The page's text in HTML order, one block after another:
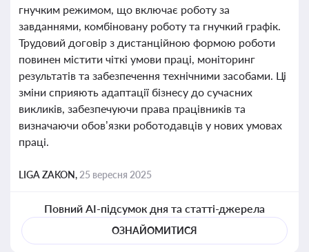
гнучким режимом, що включає роботу за
завданнями, комбіновану роботу та гнучкий графік.
Трудовий договір з дистанційною формою роботи
повинен містити чіткі умови праці, моніторинг
результатів та забезпечення технічними засобами. Ці
зміни сприяють адаптації бізнесу до сучасних
викликів, забезпечуючи права працівників та
визначаючи обов’язки роботодавців у нових умовах
праці.
LIGA ZAKON, 25 вересня 2025
Повний AI-підсумок дня та статті-джерела
ОЗНАЙОМИТИСЯ